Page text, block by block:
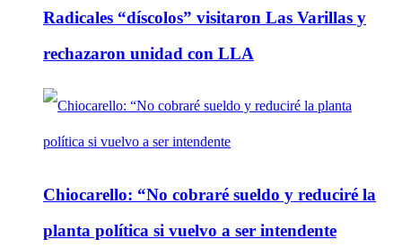
Radicales “díscolos” visitaron Las Varillas y
rechazaron unidad con LLA
Chiocarello: “No cobraré sueldo y reduciré la
planta política si vuelvo a ser intendente